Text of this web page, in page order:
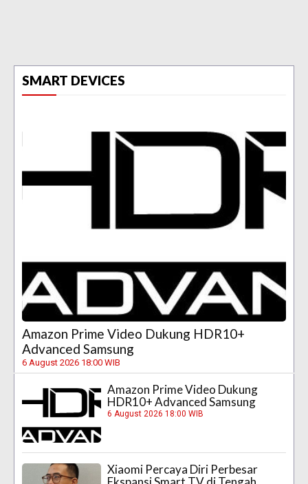
SMART DEVICES
Amazon Prime Video Dukung HDR10+
Advanced Samsung
6 August 2026 18:00 WIB
Amazon Prime Video Dukung
HDR10+ Advanced Samsung
6 August 2026 18:00 WIB
Xiaomi Percaya Diri Perbesar